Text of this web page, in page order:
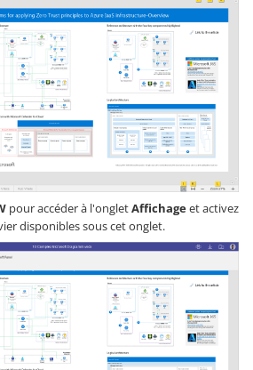
pour accéder à l'ongletAffichageet activez
disponibles sous cet onglet.